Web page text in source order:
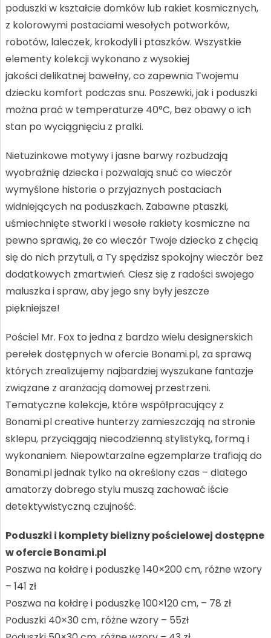
poduszki w kształcie domków lub rakiet kosmicznych,
z kolorowymi postaciami wesołych potworków,
robotów, laleczek, krokodyli i ptaszków. Wszystkie
elementy kolekcji wykonano z wysokiej
jakości delikatnej bawełny, co zapewnia Twojemu
dziecku komfort podczas snu. Poszewki, jak i poduszki
można prać w temperaturze 40°C, bez obawy o ich
stan po wyciągnięciu z pralki.
Nietuzinkowe motywy i jasne barwy rozbudzają
wyobraźnię dziecka i pozwalają snuć co wieczór
wymyślone historie o przyjaznych postaciach
widniejących na poduszkach. Zabawne ptaszki,
uśmiechnięte stworki i wesołe rakiety kosmiczne na
pewno sprawią, że co wieczór Twoje dziecko z chęcią
się do nich przytuli, a Ty spędzisz spokojny wieczór bez
dodatkowych zmartwień. Ciesz się z radości swojego
maluszka i spraw, aby jego sny były jeszcze
piękniejsze!
Pościel Mr. Fox to jedna z bardzo wielu designerskich
perełek dostępnych w ofercie Bonami.pl, za sprawą
których zrealizujemy najbardziej wyszukane fantazje
związane z aranżacją domowej przestrzeni.
Tematyczne kolekcje, które współpracujący z
Bonami.pl creative hunterzy zamieszczają na stronie
sklepu, przyciągają niecodzienną stylistyką, formą i
wykonaniem. Niepowtarzalne egzemplarze trafiają do
Bonami.pl jednak tylko na określony czas – dlatego
amatorzy dobrego stylu muszą zachować iście
detektywistyczną czujność.
Poduszki i komplety bielizny pościelowej dostępne
w ofercie Bonami.pl
Poszwa na kołdrę i poduszkę 140×200 cm, różne wzory
– 141 zł
Poszwa na kołdrę i poduszkę 100×120 cm, – 78 zł
Poduszki 40×30 cm, różne wzory – 55zł